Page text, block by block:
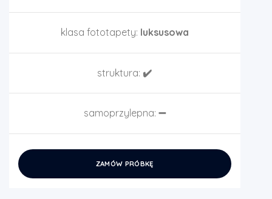
klasa fototapety: luksusowa
struktura: ✔️
samoprzylepna: ➖
ZAMÓW PRÓBKĘ